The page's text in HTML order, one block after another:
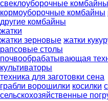
свеклоуборочные комбайны
кормоуборочные комбайны
другие комбайны
жатки
жатки зерновые жатки
рапсовые столы
почвообрабатывающая
культиваторы
техника для заготовки сена
грабли ворошилки косилки
сельскохозяйственные